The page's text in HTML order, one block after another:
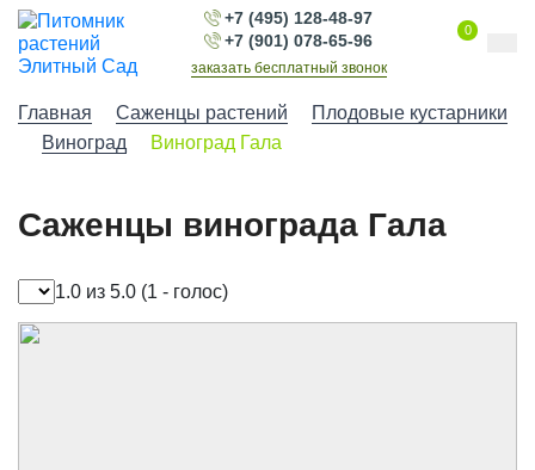
+7 (495) 128-48-97
+7 (901) 078-65-96
заказать бесплатный звонок
0
Главная Саженцы растений
Плодовые кустарники
Виноград
Виноград Гала
Саженцы винограда Гала
1.0 из 5.0 (1 - голос)